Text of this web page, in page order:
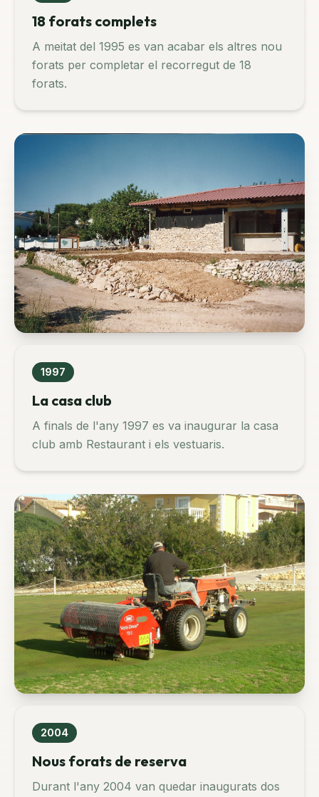
18 forats complets
A meitat del 1995 es van acabar els altres nou
forats per completar el recorregut de 18
forats.
1997
La casa club
A finals de l'any 1997 es va inaugurar la casa
club amb Restaurant i els vestuaris.
2004
Nous forats de reserva
Durant l'any 2004 van quedar inaugurats dos